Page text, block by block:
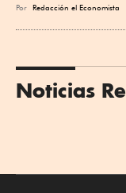
Por Redacción el Economista
Noticias